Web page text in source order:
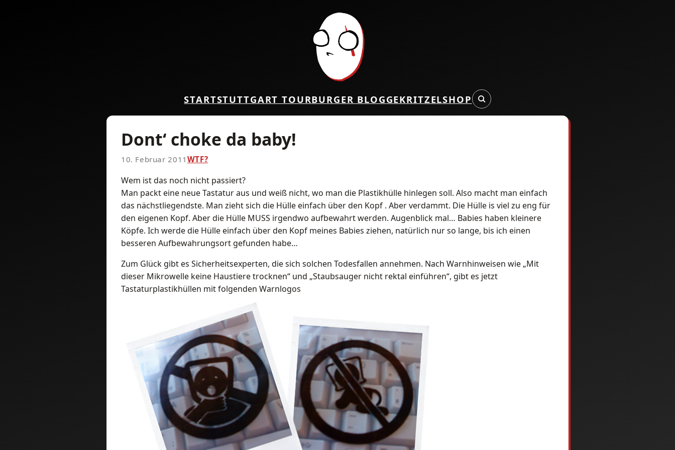
STARTSTUTTGART TOURBURGER BLOGGEKRITZELSHOP
Dont‘ choke da baby!
10. Februar 2011 WTF?
Wem ist das noch nicht passiert?
Man packt eine neue Tastatur aus und weiß nicht, wo man die Plastikhülle hinlegen soll. Also macht man einfach
das nächstliegendste. Man zieht sich die Hülle einfach über den Kopf . Aber verdammt. Die Hülle is viel zu eng für
den eigenen Kopf. Aber die Hülle MUSS irgendwo aufbewahrt werden. Augenblick mal… Babies haben kleinere
Köpfe. Ich werde die Hülle einfach über den Kopf meines Babies ziehen, natürlich nur so lange, bis ich einen
besseren Aufbewahrungsort gefunden habe…
Zum Glück gibt es Sicherheitsexperten, die sich solchen Todesfallen annehmen. Nach Warnhinweisen wie „Mit
dieser Mikrowelle keine Haustiere trocknen“ und „Staubsauger nicht rektal einführen“, gibt es jetzt
Tastaturplastikhüllen mit folgenden Warnlogos